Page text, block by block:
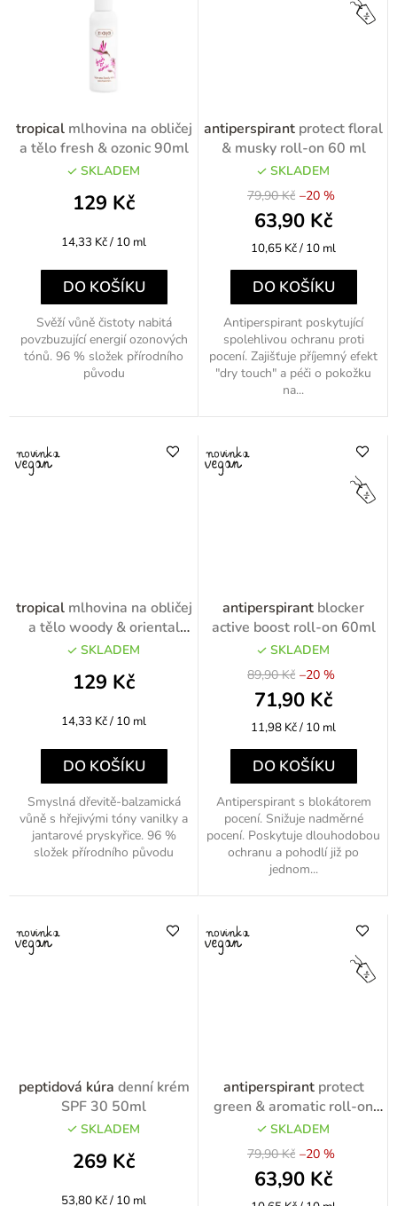
tropical mlhovina na obličej
a tělo fresh & ozonic 90ml
SKLADEM
129 Kč
Měrná
14,33 Kč / 10 ml
DO KOŠÍKU
Svěží vůně čistoty nabitá
povzbuzující energií ozonových
tónů. 96 % složek přírodního
původu
antiperspirant protect floral
& musky roll-on 60 ml
SKLADEM
79,90 Kč
63,90 Kč
–20 %
Měrná
10,65 Kč / 10 ml
DO KOŠÍKU
Antiperspirant poskytující
spolehlivou ochranu proti
pocení. Zajišťuje příjemný efekt
"dry touch" a péči o pokožku
na...
tropical mlhovina na obličej
a tělo woody & oriental
90ml
SKLADEM
129 Kč
Měrná
14,33 Kč / 10 ml
DO KOŠÍKU
Smyslná dřevitě-balzamická
vůně s hřejivými tóny vanilky a
jantarové pryskyřice. 96 %
složek přírodního původu
antiperspirant blocker
active boost roll-on 60ml
SKLADEM
89,90 Kč
71,90 Kč
–20 %
Měrná
11,98 Kč / 10 ml
DO KOŠÍKU
Antiperspirant s blokátorem
pocení. Snižuje nadměrné
pocení. Poskytuje dlouhodobou
ochranu a pohodlí již po
jednom...
peptidová kúra denní krém
SPF 30 50ml
SKLADEM
269 Kč
Měrná
53,80 Kč / 10 ml
antiperspirant protect
green & aromatic roll-on
60ml
SKLADEM
79,90 Kč
63,90 Kč
–20 %